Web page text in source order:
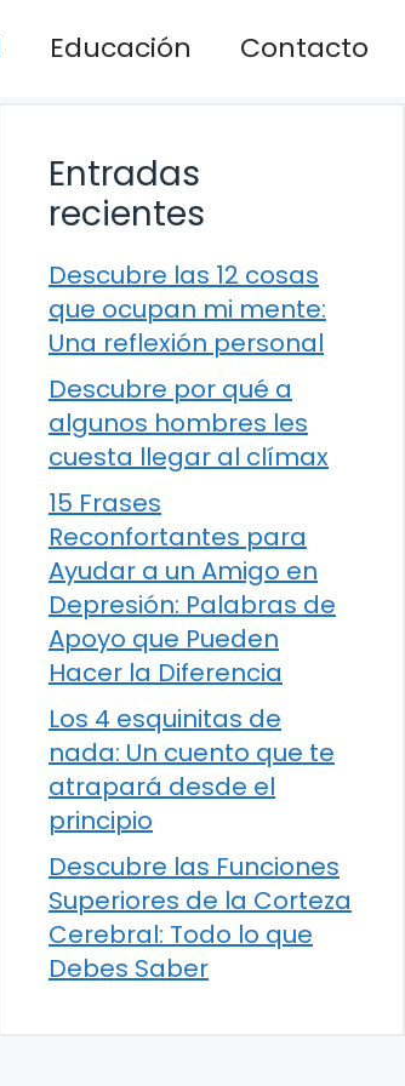
Educación Contacto
Entradas
recientes
Descubre las 12 cosas
que ocupan mi mente:
Una reflexión personal
Descubre por qué a
algunos hombres les
cuesta llegar al clímax
15 Frases
Reconfortantes para
Ayudar a un Amigo en
Depresión: Palabras de
Apoyo que Pueden
Hacer la Diferencia
Los 4 esquinitas de
nada: Un cuento que te
atrapará desde el
principio
Descubre las Funciones
Superiores de la Corteza
Cerebral: Todo lo que
Debes Saber